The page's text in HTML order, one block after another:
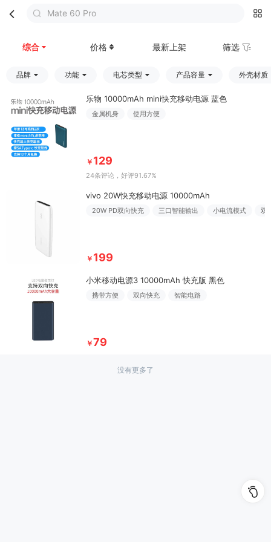
Mate 60 Pro
综合 价格 最新上架 筛选
品牌 功能 电芯类型 产品容量 外壳材质
乐物 10000mAh mini快充移动电源 蓝色
金属机身 使用方便
￥ 129
24条评论 ，好评91.67%
vivo 20W快充移动电源 10000mAh
20W PD双向快充 三口智能输出 小电流模式 双
￥ 199
小米移动电源3 10000mAh 快充版 黑色
携带方便 双向快充 智能电路
￥79
没有更多了